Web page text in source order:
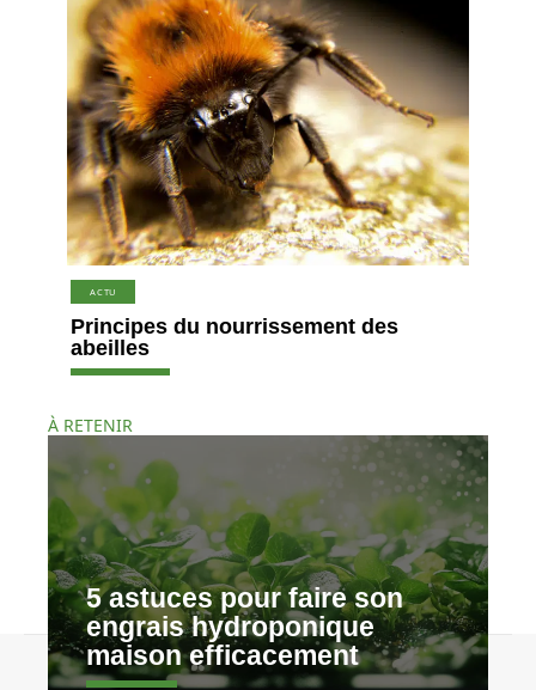
ACTU
Principes du nourrissement des
abeilles
À RETENIR
5 astuces pour faire son
engrais hydroponique
maison efficacement
Contact Mentions légales Sitemap